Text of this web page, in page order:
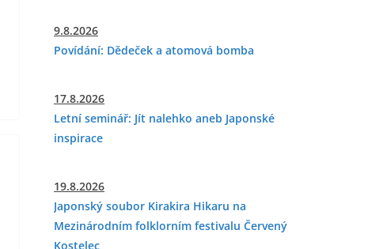
9.8.2026
Povídání: Dědeček a atomová bomba
17.8.2026
Letní seminář: Jít nalehko aneb Japonské
inspirace
19.8.2026
Japonský soubor Kirakira Hikaru na
Mezinárodním folklorním festivalu Červený
Kostelec